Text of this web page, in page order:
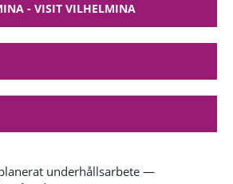
underhållsarbete —
- VISIT VILHELMINA